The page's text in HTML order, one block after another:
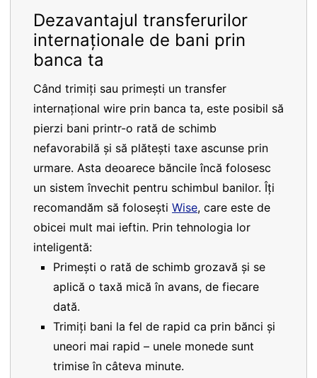
Dezavantajul transferurilor
internaționale de bani prin
banca ta
Când trimiți sau primești un transfer
internațional wire prin banca ta, este posibil să
pierzi bani printr-o rată de schimb
nefavorabilă și să plătești taxe ascunse prin
urmare. Asta deoarece băncile încă folosesc
un sistem învechit pentru schimbul banilor. Îți
recomandăm să folosești Wise, care este de
obicei mult mai ieftin. Prin tehnologia lor
inteligentă:
Primești o rată de schimb grozavă și se
aplică o taxă mică în avans, de fiecare
dată.
Trimiți bani la fel de rapid ca prin bănci și
uneori mai rapid – unele monede sunt
trimise în câteva minute.